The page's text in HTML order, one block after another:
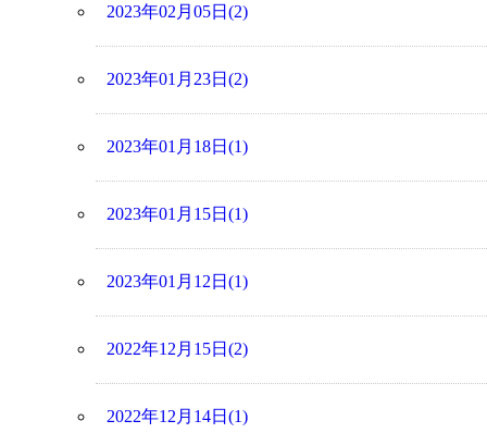
2023年02月05日(2)
2023年01月23日(2)
2023年01月18日(1)
2023年01月15日(1)
2023年01月12日(1)
2022年12月15日(2)
2022年12月14日(1)